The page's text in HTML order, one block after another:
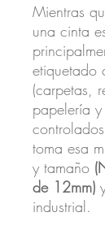
Mientras
una cinta
etiquetado
(carpetas,
papelería y
toma esa
y tamaño
de 12mm)
industrial.